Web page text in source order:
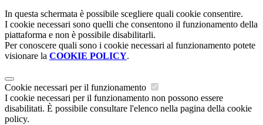
In questa schermata è possibile scegliere quali cookie consentire.
I cookie necessari sono quelli che consentono il funzionamento della
piattaforma e non è possibile disabilitarli.
Per conoscere quali sono i cookie necessari al funzionamento potete
visionare la COOKIE POLICY.
Cookie necessari per il funzionamento
I cookie necessari per il funzionamento non possono essere
disabilitati. È possibile consultare l'elenco nella pagina della cookie
policy.